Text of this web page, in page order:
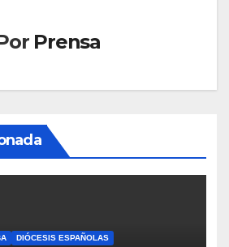
Prensa
DIÓCESIS ESPAÑOLAS